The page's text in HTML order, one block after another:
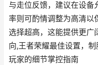
与走位反馈，建议在设备
率则可酌情调整为高清以
选择超高，这能提供更广
向,王者荣耀最佳设置，
玩家的细节掌控指南